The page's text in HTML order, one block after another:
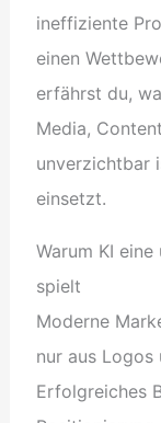
ineffiziente
einen
erfährst du,
Media,
unverzichtbar
einsetzt.
Warum KI
spielt
Moderne
nur aus Logos
Erfolgreiches